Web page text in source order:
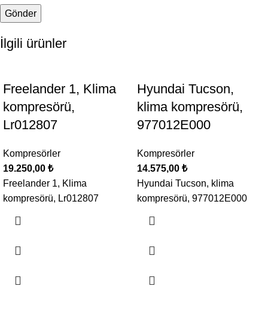
İlgili ürünler
Freelander 1, Klima
kompresörü,
Lr012807
Kompresörler
19.250,00 ₺
Freelander 1, Klima
kompresörü, Lr012807
Hyundai Tucson,
klima kompresörü,
977012E000
Kompresörler
14.575,00 ₺
Hyundai Tucson, klima
kompresörü, 977012E000